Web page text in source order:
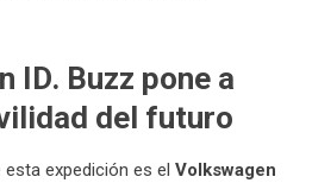
ID. Buzz pone a
del futuro
expedición es el Volkswagen